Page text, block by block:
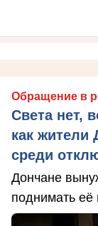
Обращение в
Света нет,
как жители
среди
Дончане
поднимать её